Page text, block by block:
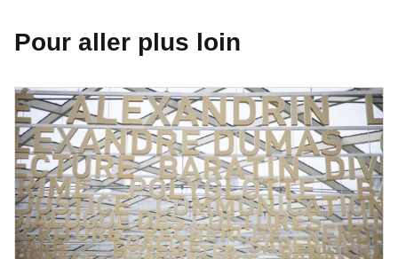
Pour aller plus loin